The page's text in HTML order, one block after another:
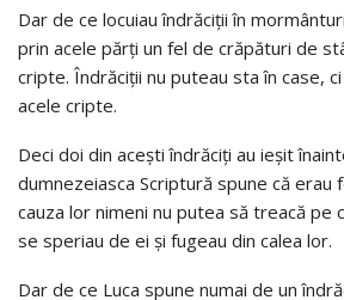
Dar de ce locuiau îndrăciţii în
prin acele părţi un fel de crăpături de
cripte. Îndrăciţii nu puteau sta în case,
acele cripte.
Deci doi din aceşti îndrăciţi au ieşit
dumnezeiasca Scriptură spune că erau
cauza lor nimeni nu putea să treacă pe
se speriau de ei şi fugeau din calea lor.
Dar de ce Luca spune numai de un